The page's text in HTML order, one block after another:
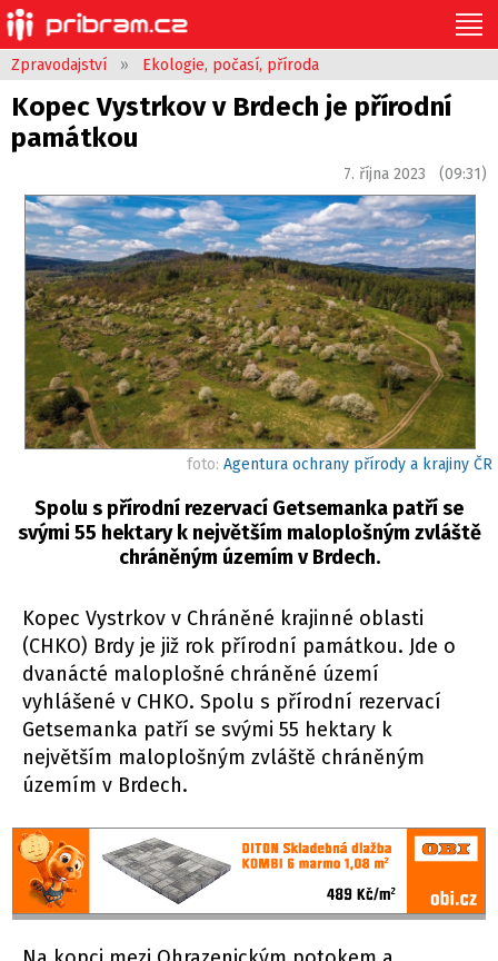
Zpravodajství » Ekologie, počasí, příroda
Kopec Vystrkov v Brdech je přírodní
památkou
7. října 2023 (09:31)
foto: Agentura ochrany přírody a krajiny ČR
Spolu s přírodní rezervací Getsemanka patří se
svými 55 hektary k největším maloplošným zvláště
chráněným územím v Brdech.
Kopec Vystrkov v Chráněné krajinné oblasti
(CHKO) Brdy je již rok přírodní památkou. Jde o
dvanácté maloplošné chráněné území
vyhlášené v CHKO. Spolu s přírodní rezervací
Getsemanka patří se svými 55 hektary k
největším maloplošným zvláště chráněným
územím v Brdech.